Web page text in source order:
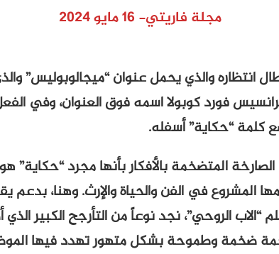
مجلة فاريتي- 16 مايو 2024
انتظاره والذي يحمل عنوان “ميجالوبوليس”
فورد كوبولا اسمه فوق العنوان، وفي
كلمة “حكاية” أسفله.
المتضخمة بالأفكار بأنها مجرد “حكاية”
“الاب الروحي”، نجد نوعاً من التأرجح الكبير الذي
ضخمة وطموحة بشكل متهور تهدد فيها